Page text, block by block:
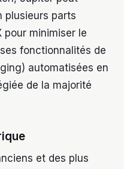
plusieurs parts
pour minimiser le
fonctionnalités de
automatisées en
de la majorité
et des plus